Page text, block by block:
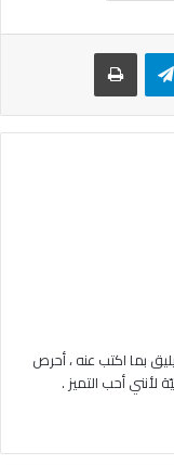
تيلقرام طباعة
بما اكتب عنه ، أحرص
أحب التميز .